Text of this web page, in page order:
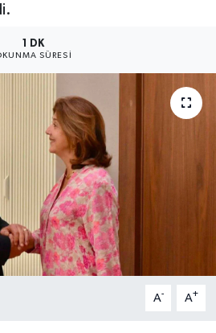
1 DK
SÜRESI
A- A+